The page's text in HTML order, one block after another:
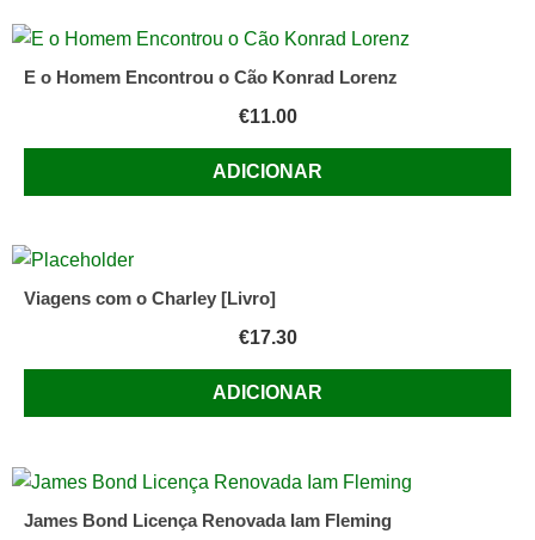
E o Homem Encontrou o Cão Konrad Lorenz
€11.00
ADICIONAR
Viagens com o Charley [Livro]
€17.30
ADICIONAR
James Bond Licença Renovada Iam Fleming